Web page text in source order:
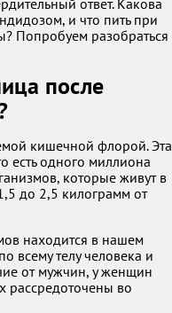
ответ. Какова
и что пить при
Попробуем разобраться
после
кишечной флорой. Эта
есть одного миллиона
которые живут в
до 2,5 килограмм от
находится в нашем
всему телу человека и
от мужчин, у женщин
рассредоточены во